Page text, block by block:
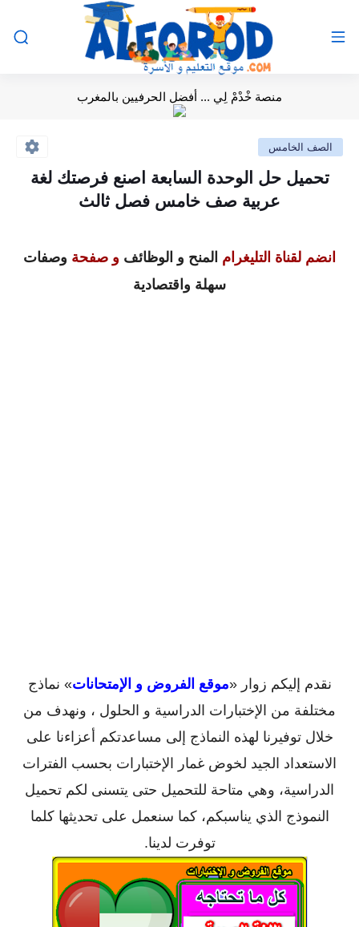
منصة خْدْمْ لِي ... أفضل الحرفيين بالمغرب
الصف الخامس
تحميل حل الوحدة السابعة اصنع فرصتك لغة
عربية صف خامس فصل ثالث
انضم لقناة التليغرام المنح و الوظائف و صفحة وصفات
سهلة واقتصادية
نقدم إليكم زوار «موقع الفروض و الإمتحانات» نماذج
مختلفة من الإختبارات الدراسية و الحلول ، ونهدف من
خلال توفيرنا لهذه النماذج إلى مساعدتكم أعزاءنا على
الاستعداد الجيد لخوض غمار الإختبارات بحسب الفترات
الدراسية، وهي متاحة للتحميل حتى يتسنى لكم تحميل
النموذج الذي يناسبكم، كما سنعمل على تحديثها كلما
توفرت لدينا.